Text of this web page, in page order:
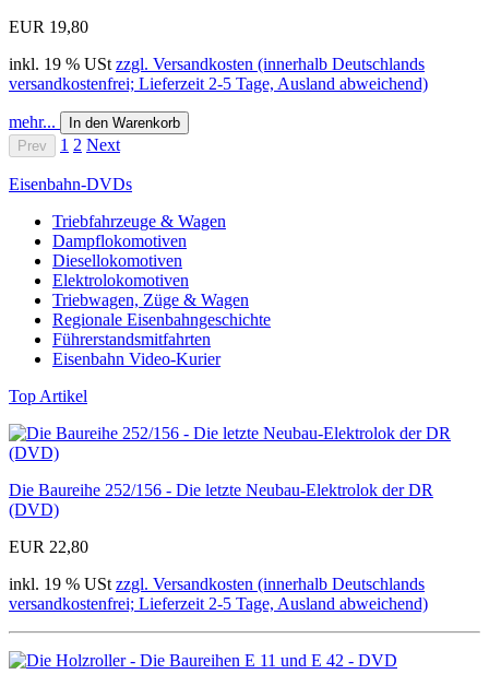
EUR 19,80
inkl. 19 % USt zzgl. Versandkosten (innerhalb Deutschlands
versandkostenfrei; Lieferzeit 2-5 Tage, Ausland abweichend)
mehr...
In den Warenkorb
Prev
1 2 Next
Eisenbahn-DVDs
Triebfahrzeuge & Wagen
Dampflokomotiven
Diesellokomotiven
Elektrolokomotiven
Triebwagen, Züge & Wagen
Regionale Eisenbahngeschichte
Führerstandsmitfahrten
Eisenbahn Video-Kurier
Top Artikel
Die Baureihe 252/156 - Die letzte Neubau-Elektrolok der DR
(DVD)
EUR 22,80
inkl. 19 % USt zzgl. Versandkosten (innerhalb Deutschlands
versandkostenfrei; Lieferzeit 2-5 Tage, Ausland abweichend)